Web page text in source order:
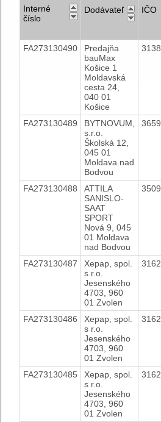
Interné
číslo
Dodávateľ IČO
FA273130490
Predajňa
bauMax
Košice 1
Moldavská
cesta 24,
040 01
Košice
FA273130489
BYTNOVUM,
s.r.o.
Školská 12,
045 01
Moldava nad
Bodvou
FA273130488
ATTILA
SANISLO-
SAAT
SPORT
Nová 9, 045
01 Moldava
nad Bodvou
FA273130487
Xepap, spol.
s r.o.
Jesenského
4703, 960
01 Zvolen
FA273130486
Xepap, spol.
s r.o.
Jesenského
4703, 960
01 Zvolen
FA273130485
Xepap, spol.
s r.o.
Jesenského
4703, 960
01 Zvolen